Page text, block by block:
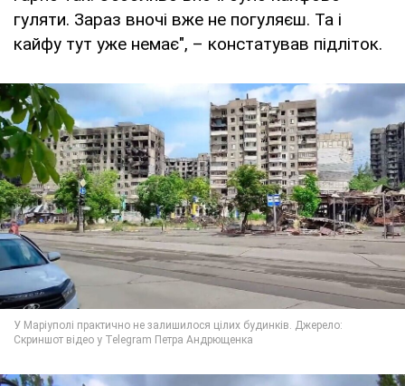
гуляти. Зараз вночі вже не погуляєш. Та і
кайфу тут уже немає", – констатував підліток.